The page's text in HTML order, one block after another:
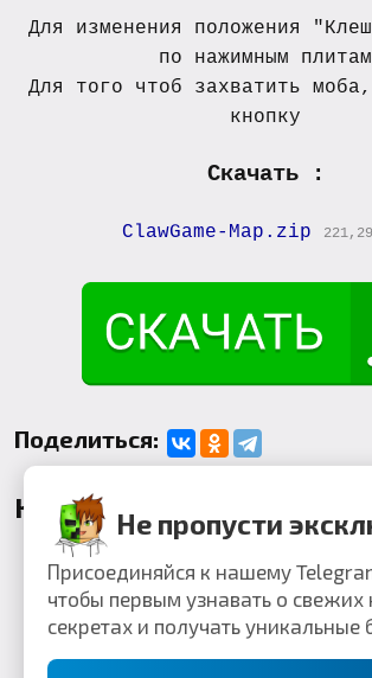
Для изменения положения
по нажимным плитам
Для того чтоб захватить
кнопку
Скачать :
ClawGame-Map.zip
Поделиться:
КомментарииНе пропусти
Присоединяйся к нашему
чтобы первым узнавать о свежих
секретах и получать уникальные